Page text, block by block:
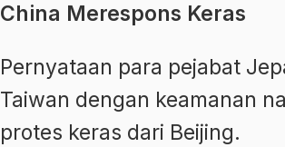
China Merespons Keras
Pernyataan para pejabat
Taiwan dengan keamanan
protes keras dari Beijing.